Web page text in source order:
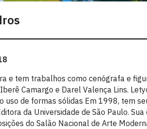
e tem trabalhos como cenógrafa e
Camargo e Darel Valença Lins.
uso de formas sólidas Em 1998, tem
da Universidade de São Paulo.
do Salão Nacional de Arte